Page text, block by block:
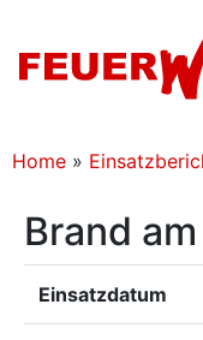
Home »
Brand
Einsatzdatum